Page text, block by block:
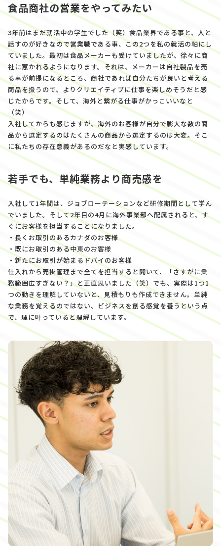
食品商社の営業をやってみたい
3年前はまだ就活中の学生でした（笑）食品業界である事と、人と
話すのが好きなので営業職である事、この2つを私の就活の軸にし
ていました。最初は食品メーカーも受けていましたが、徐々に商
社に惹かれるようになります。それは、メーカーは自社製品を売
る事が前提になるところ、商社であれば自分たちが良いと考える
商品を扱うので、よりクリエイティブに仕事を楽しめそうだと感
じたからです。そして、海外と繋がる仕事がかっこいいなと
（笑）
入社してからも感じますが、海外のお客様が自分で膨大な数の商
品から選定するのはたくさんの商品から選定するのは大変。そこ
に私たちの存在意義があるのだなと実感しています。
若手でも、単純業務より商売感を
入社して1年間は、ジョブローテーションなど研修期間として学ん
でいました。そして2年目の4月に海外事業部へ配属されると、す
ぐにお客様を担当することになりました。
・長くお取引のあるカナダのお客様
・既にお取引のある中東のお客様
・新たにお取引が始まるドバイのお客様
仕入れから売掛管理まで全てを担当すると聞いて、「さすがに業
務範囲広すぎない？」と正直思いました（笑）でも、実際は1つ1
つの動きを理解していないと、見積もりも作成できません。単純
な業務を覚えるのではない、ビジネスを創る感覚を養うという点
で、理に叶っていると理解しています。